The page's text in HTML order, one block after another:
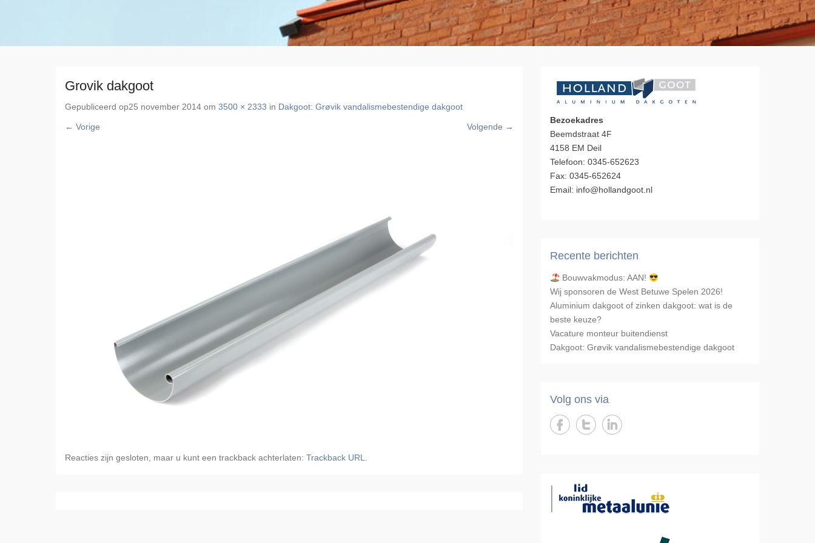
Grovik dakgoot
Gepubliceerd op25 november 2014 om 3500 × 2333 in Dakgoot: Grøvik vandalismebestendige dakgoot
← Vorige Volgende →
Reacties zijn gesloten, maar u kunt een trackback achterlaten: Trackback URL.
Bezoekadres
Beemdstraat 4F
4158 EM Deil
Telefoon: 0345-652623
Fax: 0345-652624
Email: info@hollandgoot.nl
Recente berichten
Bouwvakmodus: AAN!
Wij sponsoren de West Betuwe Spelen 2026!
Aluminium dakgoot of zinken dakgoot: wat is de
beste keuze?
Vacature monteur buitendienst
Dakgoot: Grøvik vandalismebestendige dakgoot
Volg ons via